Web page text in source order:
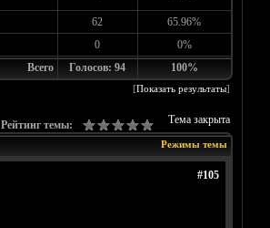
62
65.96%
0
0%
Всего
Голосов: 94 100%
[Показать результаты]
Тема закрыта
Рейтинг темы:
Режимы темы
#105